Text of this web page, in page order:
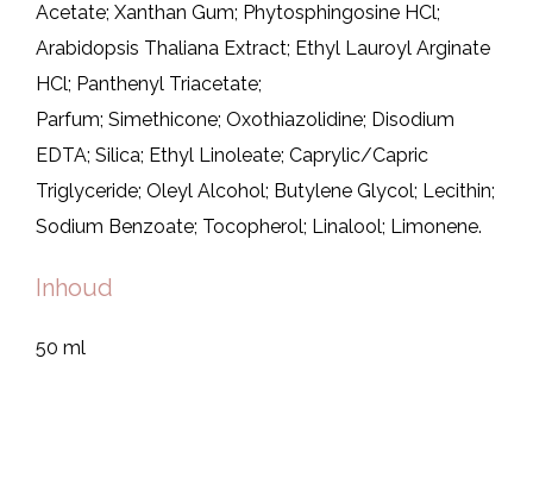
Acetate; Xanthan Gum; Phytosphingosine HCl;
Arabidopsis Thaliana Extract; Ethyl Lauroyl Arginate
HCl; Panthenyl Triacetate;
Parfum; Simethicone; Oxothiazolidine; Disodium
EDTA; Silica; Ethyl Linoleate; Caprylic/Capric
Triglyceride; Oleyl Alcohol; Butylene Glycol; Lecithin;
Sodium Benzoate; Tocopherol; Linalool; Limonene.
Inhoud
50 ml